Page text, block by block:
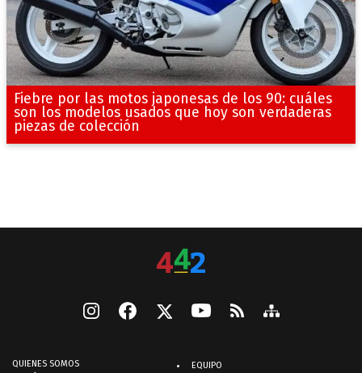
Fiebre por las motos japonesas de los 90: cuáles
son los modelos usados que hoy son verdaderas
piezas de colección
QUIENES SOMOS
EQUIPO